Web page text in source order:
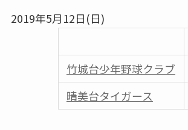
2019年5月12日(日)
竹城台少年野球クラブ
晴美台タイガース